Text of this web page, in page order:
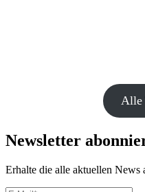
Alle
Newsletter
Erhalte die alle aktuellen News